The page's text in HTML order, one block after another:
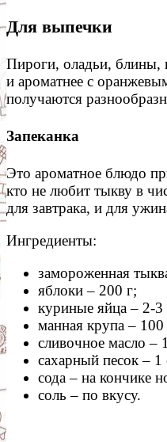
Для выпечки
Пироги, оладьи, блины,
и ароматнее с
получаются
Запеканка
Это ароматное блюдо
кто не любит тыкву в
для завтрака, и для
Ингредиенты:
замороженная
яблоки – 200 г;
куриные яйца – 2-
манная крупа – 100
сливочное масло –
сахарный песок – 1
сода – на кончике
соль – по вкусу.